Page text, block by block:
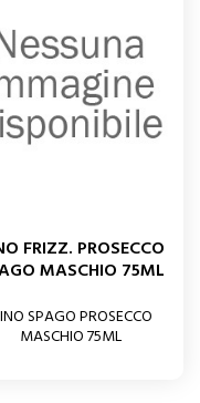
FRIZZ. PROSECCO
MASCHIO 75ML
SPAGO PROSECCO
MASCHIO 75ML